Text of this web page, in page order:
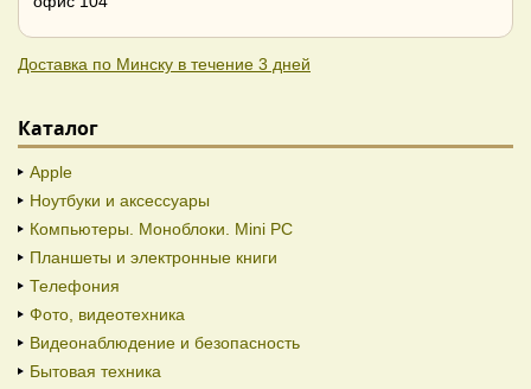
Доставка по Минску в течение 3 дней
Каталог
Apple
Ноутбуки и аксессуары
Компьютеры. Моноблоки. Mini PC
Планшеты и электронные книги
Телефония
Фото, видеотехника
Видеонаблюдение и безопасность
Бытовая техника